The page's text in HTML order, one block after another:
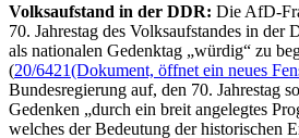
Volksaufstand in der DDR: Die AfD-
70. Jahrestag des Volksaufstandes in
als nationalen Gedenktag „würdig“ zu
(20/6421(Dokument, öffnet ein neues
Bundesregierung auf, den 70. Jahrestag
Gedenken „durch ein breit angelegtes
welches der Bedeutung der historischen